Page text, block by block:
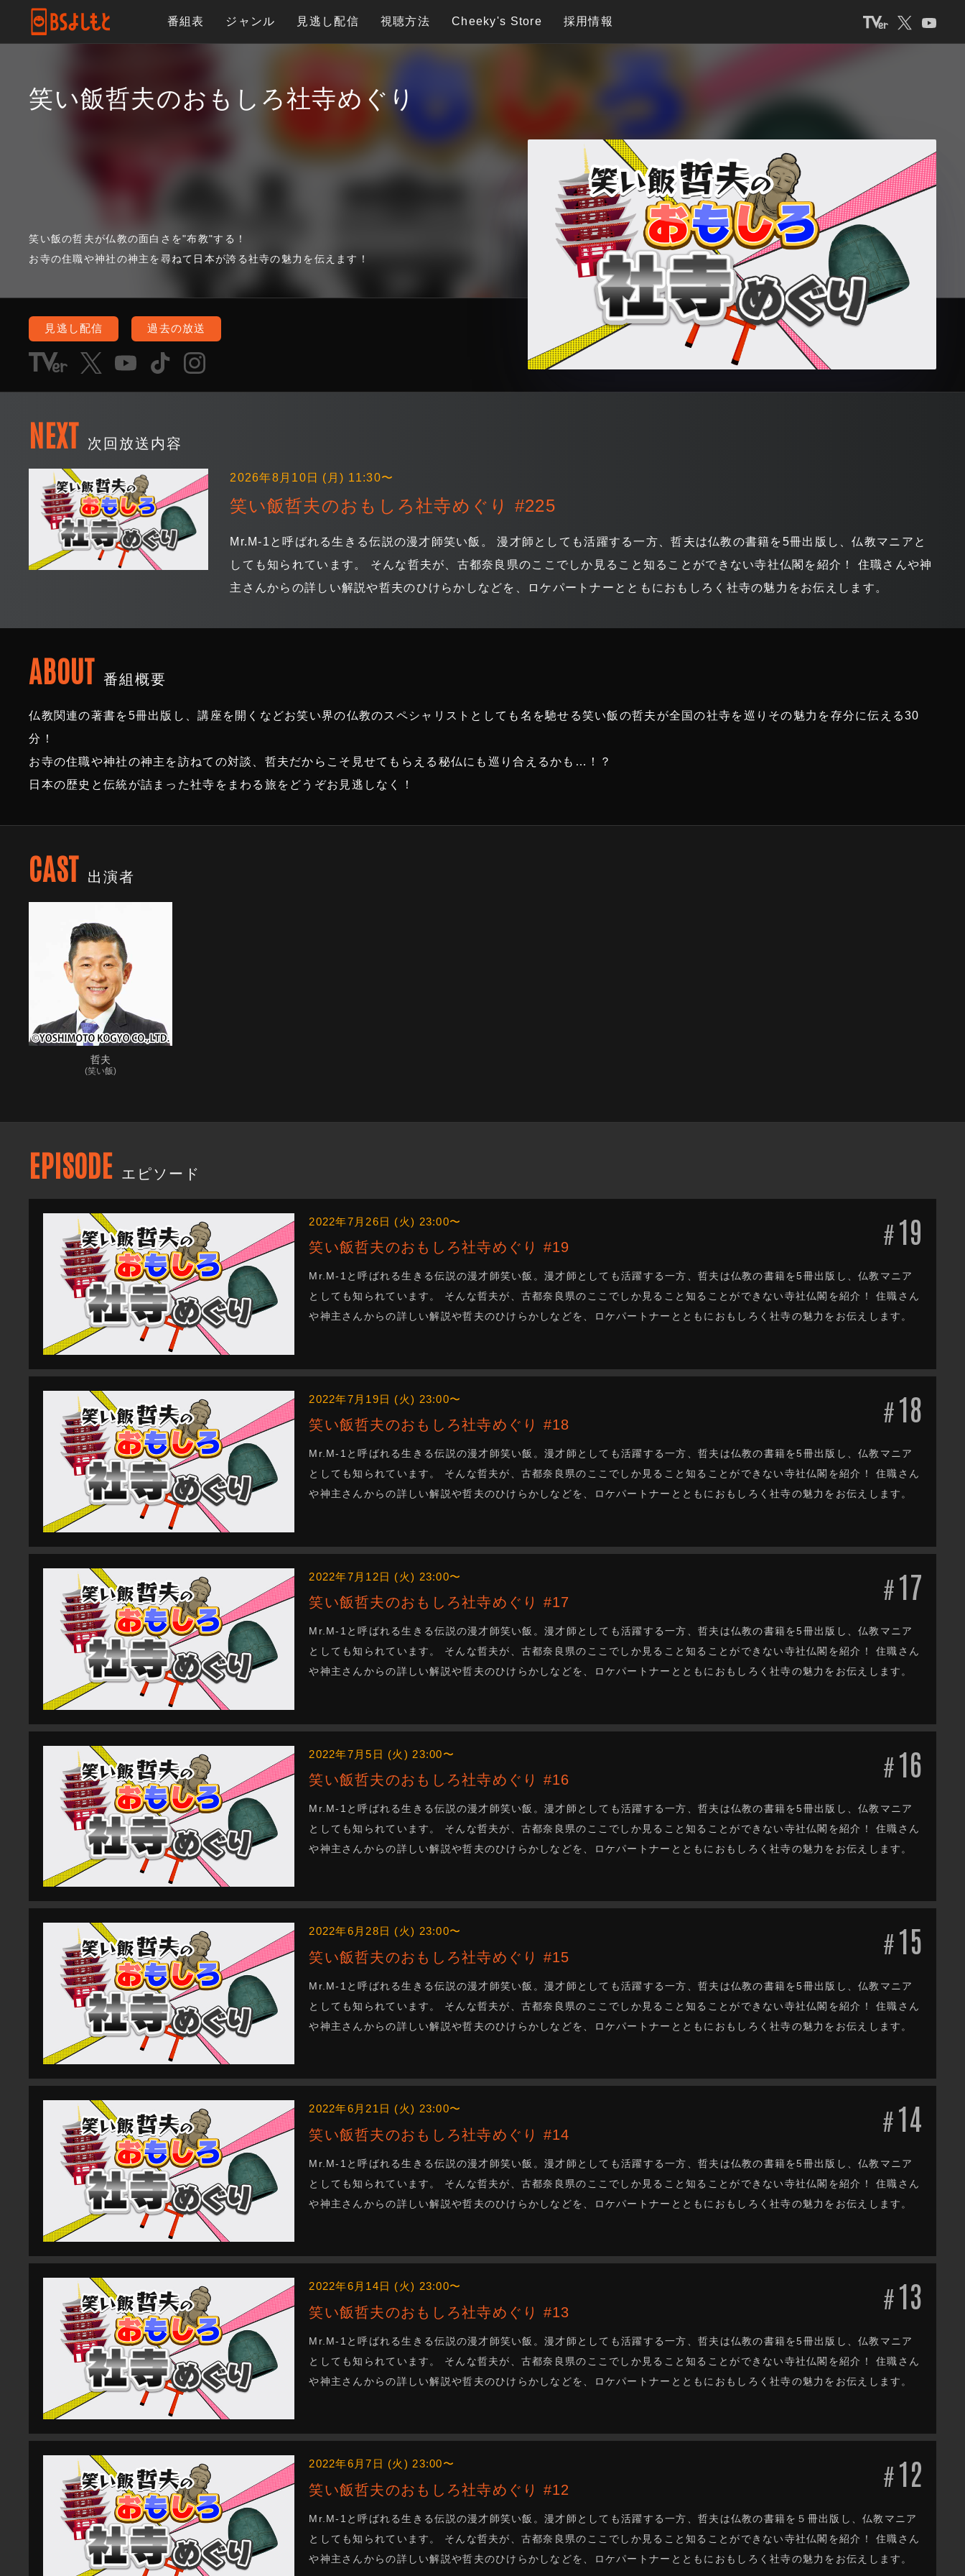
番組表 ジャンル 見逃し配信 視聴方法 Cheeky's Store 採用情報
笑い飯哲夫のおもしろ社寺めぐり
笑い飯の哲夫が仏教の面白さを"布教"する！
お寺の住職や神社の神主を尋ねて日本が誇る社寺の魅力を伝えます！
見逃し配信 過去の放送
NEXT 次回放送内容
2026年8月10日 (月) 11:30〜
笑い飯哲夫のおもしろ社寺めぐり #225
Mr.M-1と呼ばれる生きる伝説の漫才師笑い飯。 漫才師としても活躍する一方、哲夫は仏教の書籍を5冊出版し、仏教マニアと
しても知られています。 そんな哲夫が、古都奈良県のここでしか見ること知ることができない寺社仏閣を紹介！ 住職さんや神
主さんからの詳しい解説や哲夫のひけらかしなどを、ロケパートナーとともにおもしろく社寺の魅力をお伝えします。
ABOUT 番組概要
仏教関連の著書を5冊出版し、講座を開くなどお笑い界の仏教のスペシャリストとしても名を馳せる笑い飯の哲夫が全国の社寺を巡りその魅力を存分に伝える30
分！
お寺の住職や神社の神主を訪ねての対談、哲夫だからこそ見せてもらえる秘仏にも巡り合えるかも…！？
日本の歴史と伝統が詰まった社寺をまわる旅をどうぞお見逃しなく！
CAST 出演者
哲夫
(笑い飯)
EPISODE エピソード
#19
2022年7月26日 (火) 23:00〜
笑い飯哲夫のおもしろ社寺めぐり #19
Mr.M-1と呼ばれる生きる伝説の漫才師笑い飯。漫才師としても活躍する一方、哲夫は仏教の書籍を5冊出版し、仏教マニア
としても知られています。 そんな哲夫が、古都奈良県のここでしか見ること知ることができない寺社仏閣を紹介！ 住職さん
や神主さんからの詳しい解説や哲夫のひけらかしなどを、ロケパートナーとともにおもしろく社寺の魅力をお伝えします。
#18
2022年7月19日 (火) 23:00〜
笑い飯哲夫のおもしろ社寺めぐり #18
Mr.M-1と呼ばれる生きる伝説の漫才師笑い飯。漫才師としても活躍する一方、哲夫は仏教の書籍を5冊出版し、仏教マニア
としても知られています。 そんな哲夫が、古都奈良県のここでしか見ること知ることができない寺社仏閣を紹介！ 住職さん
や神主さんからの詳しい解説や哲夫のひけらかしなどを、ロケパートナーとともにおもしろく社寺の魅力をお伝えします。
#17
2022年7月12日 (火) 23:00〜
笑い飯哲夫のおもしろ社寺めぐり #17
Mr.M-1と呼ばれる生きる伝説の漫才師笑い飯。漫才師としても活躍する一方、哲夫は仏教の書籍を5冊出版し、仏教マニア
としても知られています。 そんな哲夫が、古都奈良県のここでしか見ること知ることができない寺社仏閣を紹介！ 住職さん
や神主さんからの詳しい解説や哲夫のひけらかしなどを、ロケパートナーとともにおもしろく社寺の魅力をお伝えします。
#16
2022年7月5日 (火) 23:00〜
笑い飯哲夫のおもしろ社寺めぐり #16
Mr.M-1と呼ばれる生きる伝説の漫才師笑い飯。漫才師としても活躍する一方、哲夫は仏教の書籍を5冊出版し、仏教マニア
としても知られています。 そんな哲夫が、古都奈良県のここでしか見ること知ることができない寺社仏閣を紹介！ 住職さん
や神主さんからの詳しい解説や哲夫のひけらかしなどを、ロケパートナーとともにおもしろく社寺の魅力をお伝えします。
#15
2022年6月28日 (火) 23:00〜
笑い飯哲夫のおもしろ社寺めぐり #15
Mr.M-1と呼ばれる生きる伝説の漫才師笑い飯。漫才師としても活躍する一方、哲夫は仏教の書籍を5冊出版し、仏教マニア
としても知られています。 そんな哲夫が、古都奈良県のここでしか見ること知ることができない寺社仏閣を紹介！ 住職さん
や神主さんからの詳しい解説や哲夫のひけらかしなどを、ロケパートナーとともにおもしろく社寺の魅力をお伝えします。
#14
2022年6月21日 (火) 23:00〜
笑い飯哲夫のおもしろ社寺めぐり #14
Mr.M-1と呼ばれる生きる伝説の漫才師笑い飯。漫才師としても活躍する一方、哲夫は仏教の書籍を5冊出版し、仏教マニア
としても知られています。 そんな哲夫が、古都奈良県のここでしか見ること知ることができない寺社仏閣を紹介！ 住職さん
や神主さんからの詳しい解説や哲夫のひけらかしなどを、ロケパートナーとともにおもしろく社寺の魅力をお伝えします。
#13
2022年6月14日 (火) 23:00〜
笑い飯哲夫のおもしろ社寺めぐり #13
Mr.M-1と呼ばれる生きる伝説の漫才師笑い飯。漫才師としても活躍する一方、哲夫は仏教の書籍を5冊出版し、仏教マニア
としても知られています。 そんな哲夫が、古都奈良県のここでしか見ること知ることができない寺社仏閣を紹介！ 住職さん
や神主さんからの詳しい解説や哲夫のひけらかしなどを、ロケパートナーとともにおもしろく社寺の魅力をお伝えします。
#12
2022年6月7日 (火) 23:00〜
笑い飯哲夫のおもしろ社寺めぐり #12
Mr.M-1と呼ばれる生きる伝説の漫才師笑い飯。漫才師としても活躍する一方、哲夫は仏教の書籍を５冊出版し、仏教マニア
としても知られています。 そんな哲夫が、古都奈良県のここでしか見ること知ることができない寺社仏閣を紹介！ 住職さん
や神主さんからの詳しい解説や哲夫のひけらかしなどを、ロケパートナーとともにおもしろく社寺の魅力をお伝えします。